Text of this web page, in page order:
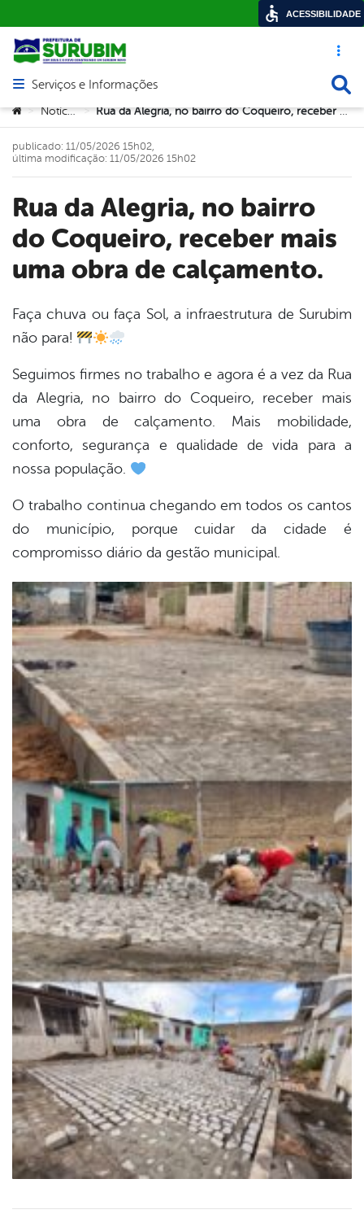
Acesso
Abrir menu principal de navegação
Serviços e Informações
Você está aqui:
> Notícias > Rua da Alegria, no bairro do Coqueiro, receber mais uma obra de calçamento.
Rua da Alegria, no bairro
do Coqueiro, receber mais
uma obra de calçamento.
publicado: 11/05/2026 15h02,
última modificação: 11/05/2026 15h02
Faça chuva ou faça Sol, a infraestrutura de Surubim
não para!
Seguimos firmes no trabalho e agora é a vez da Rua
da Alegria, no bairro do Coqueiro, receber mais
uma obra de calçamento. Mais mobilidade,
conforto, segurança e qualidade de vida para a
nossa população.
O trabalho continua chegando em todos os cantos
do município, porque cuidar da cidade é
compromisso diário da gestão municipal.
ACESSIBILIDADE